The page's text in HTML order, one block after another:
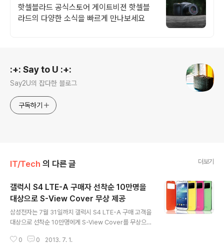
핫셀블라드 공식스토어 게이트비젼 핫셀블
라드의 다양한 소식을 빠르게 만나보세요
:+: Say to U :+:
Say2U의 잡다한 블로그
구독하기
IT/Tech 의 다른 글 더보기
갤럭시 S4 LTE-A 구매자 선착순 10만명을
대상으로 S-View Cover 무상 제공
삼성전자는 7월 31일까지 갤럭시 S4 LTE-A 구매 고객을
대상으로 선착순 10만명에게 S-View Cover를 무상으
31(수)신처대상 : 갤럭시 S4 LTE-A 구매고객중 D+3일
0 0 2013. 7. 1.